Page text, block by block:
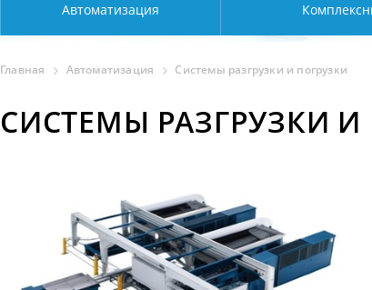
Автоматизация
Главная Автоматизация Системы разгрузки и погрузки
СИСТЕМЫ РАЗГРУЗКИ И